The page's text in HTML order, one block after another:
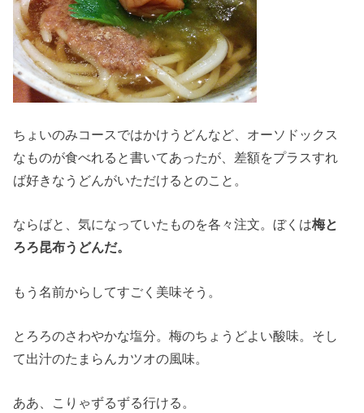
ちょいのみコースではかけうどんなど、オーソドックス
なものが食べれると書いてあったが、差額をプラスすれ
ば好きなうどんがいただけるとのこと。
ならばと、気になっていたものを各々注文。ぼくは梅と
ろろ昆布うどんだ。
もう名前からしてすごく美味そう。
とろろのさわやかな塩分。梅のちょうどよい酸味。そし
て出汁のたまらんカツオの風味。
ああ、こりゃずるずる行ける。